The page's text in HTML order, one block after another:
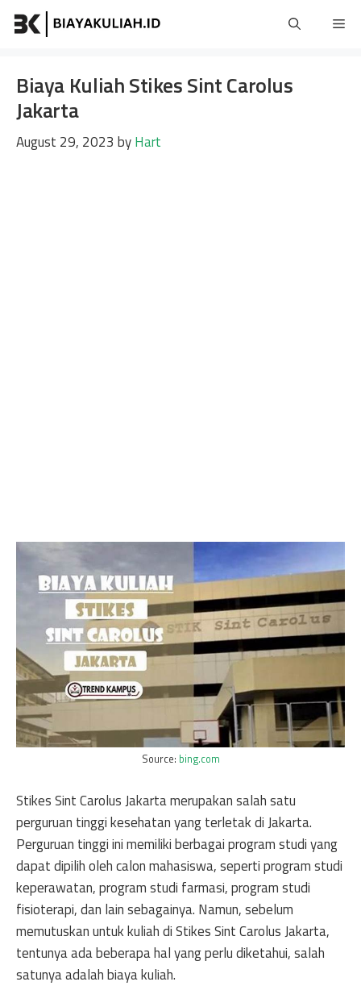
Skip
Biaya Kuliah Stikes Sint Carolus
Jakarta
August 29, 2023 byHart
Source: bing.com
Stikes Sint Carolus Jakarta merupakan salah satu
perguruan tinggi kesehatan yang terletak di Jakarta.
Perguruan tinggi ini memiliki berbagai program studi yang
dapat dipilih oleh calon mahasiswa, seperti program studi
keperawatan, program studi farmasi, program studi
fisioterapi, dan lain sebagainya. Namun, sebelum
memutuskan untuk kuliah di Stikes Sint Carolus Jakarta,
tentunya ada beberapa hal yang perlu diketahui, salah
satunya adalah biaya kuliah.